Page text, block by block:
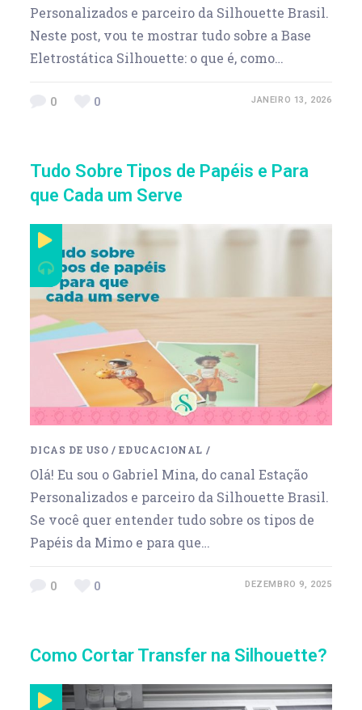
Personalizados e parceiro da Silhouette Brasil.
Neste post, vou te mostrar tudo sobre a Base
Eletrostática Silhouette: o que é, como…
0 0 JANEIRO 13, 2026
Tudo Sobre Tipos de Papéis e Para
que Cada um Serve
DICAS DE USO /EDUCACIONAL /
Olá! Eu sou o Gabriel Mina, do canal Estação
Personalizados e parceiro da Silhouette Brasil.
Se você quer entender tudo sobre os tipos de
Papéis da Mimo e para que…
0 0 DEZEMBRO 9, 2025
Como Cortar Transfer na Silhouette?